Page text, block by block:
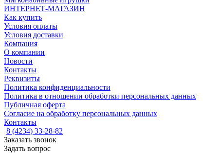
ИНТЕРНЕТ-МАГАЗИН
Как купить
Условия оплаты
Условия доставки
Компания
О компании
Новости
Контакты
Реквизиты
Политика конфиденциальности
Политика в отношении обработки персональных данных
Публичная оферта
Согласие на обработку персональных данных
Контакты
8 (4234) 33-28-82
Заказать звонок
Задать вопрос